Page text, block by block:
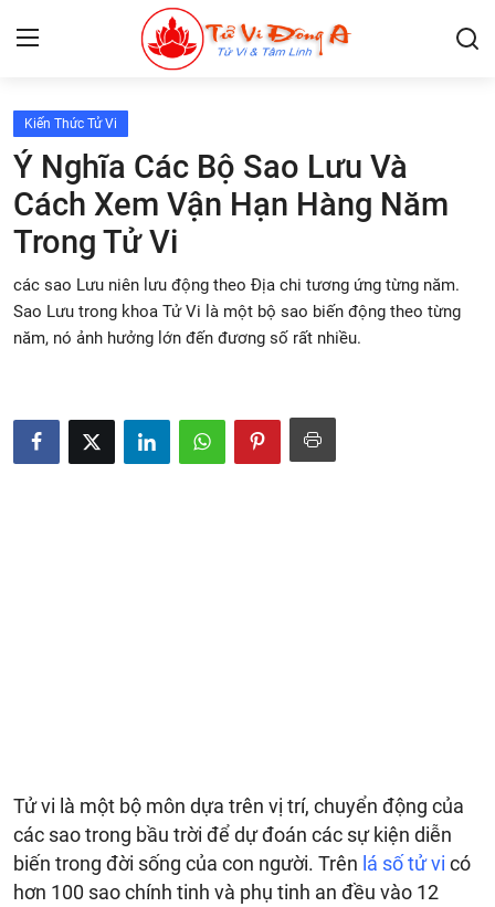
Lập Lá Số Tử Vi
Kiến Thức Tử Vi
Xem bói
Tâm Linh
Kiến Thức Tử Vi
Ý Nghĩa Các Bộ Sao Lưu Và
Cách Xem Vận Hạn Hàng Năm
Trong Tử Vi
các sao Lưu niên lưu động theo Địa chi tương ứng từng năm.
Sao Lưu trong khoa Tử Vi là một bộ sao biến động theo từng
năm, nó ảnh hưởng lớn đến đương số rất nhiều.
Tử vi là một bộ môn dựa trên vị trí, chuyển động của
các sao trong bầu trời để dự đoán các sự kiện diễn
biến trong đời sống của con người. Trên lá số tử vi có
hơn 100 sao chính tinh và phụ tinh an đều vào 12